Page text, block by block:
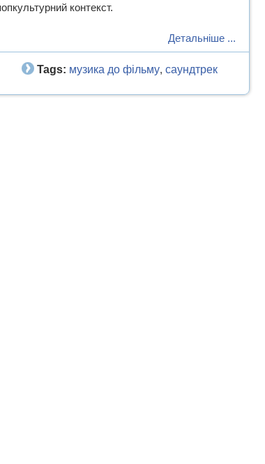
контекст.
Детальніше ...
Tags: музика до фільму, саундтрек